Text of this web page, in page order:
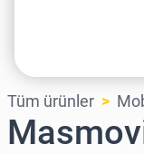
Tüm ürünler